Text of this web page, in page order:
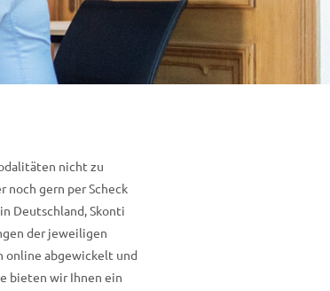
nicht zu
noch gern per Scheck
Deutschland, Skonti
der jeweiligen
online abgewickelt und
bieten wir Ihnen ein